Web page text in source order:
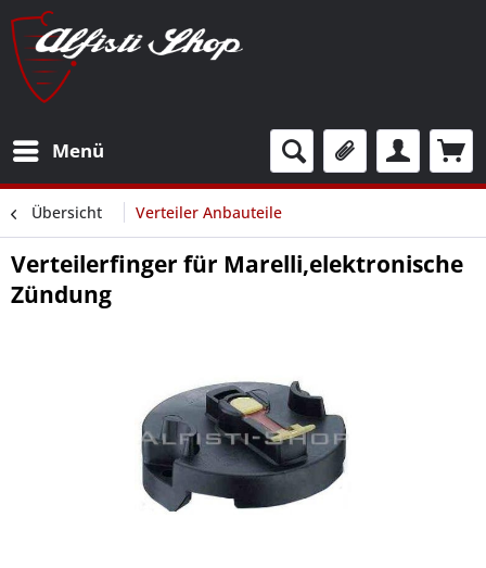
Menü
Übersicht Verteiler Anbauteile
Verteilerfinger für Marelli,elektronische
Zündung